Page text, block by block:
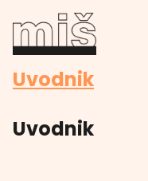
Uvodnik
Uvodnik